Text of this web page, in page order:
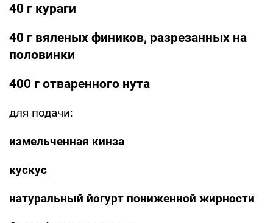
40 г кураги
40 г вяленых фиников, разрезанных на
половинки
400 г отваренного нута
для подачи:
измельченная кинза
кускус
натуральный йогурт пониженной жирности